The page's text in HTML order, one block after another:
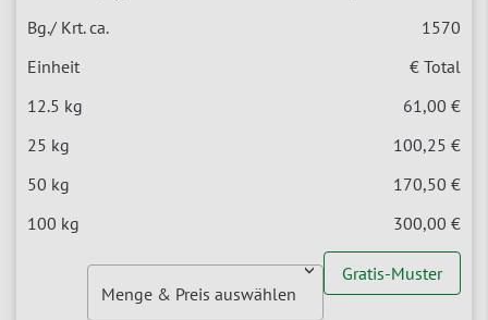
1570
€ Total
61,00 €
100,25 €
170,50 €
300,00 €
Gratis-Muster